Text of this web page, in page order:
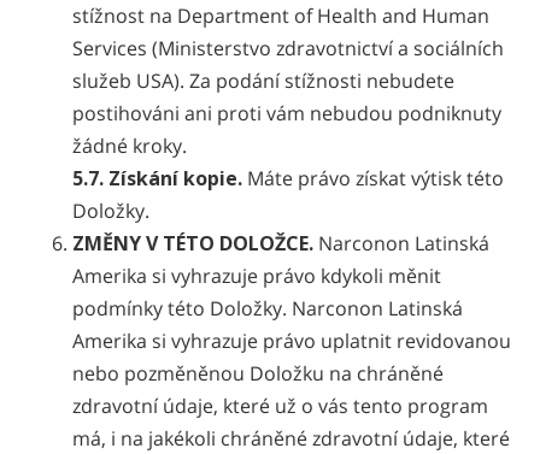
stížnost na Department of Health and Human
Services (Ministerstvo zdravotnictví a sociálních
služeb USA). Za podání stížnosti nebudete
postihováni ani proti vám nebudou podniknuty
žádné kroky.
5.7. Získání kopie. Máte právo získat výtisk této
Doložky.
ZMĚNY V TÉTO DOLOŽCE. Narconon Latinská
Amerika si vyhrazuje právo kdykoli měnit
podmínky této Doložky. Narconon Latinská
Amerika si vyhrazuje právo uplatnit revidovanou
nebo pozměněnou Doložku na chráněné
zdravotní údaje, které už o vás tento program
má, i na jakékoli chráněné zdravotní údaje, které